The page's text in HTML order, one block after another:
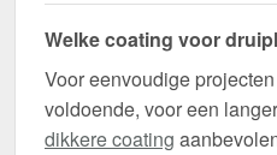
Welke coating voor
Voor eenvoudige
voldoende, voor een
dikkere coating